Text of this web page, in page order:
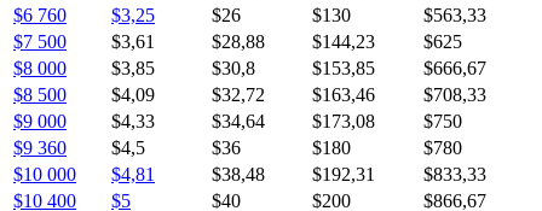
$6 760
$3,25 $26 $130
$563,33
$7 500
$3,61 $28,88 $144,23
$625
$8 000
$3,85 $30,8 $153,85
$666,67
$8 500
$4,09 $32,72 $163,46
$708,33
$9 000
$4,33 $34,64 $173,08
$750
$9 360
$4,5 $36 $180
$780
$10 000
$4,81 $38,48 $192,31
$833,33
$10 400
$5 $40 $200
$866,67